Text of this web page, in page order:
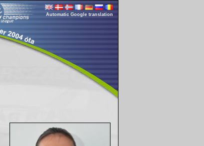
Automatic Google translation